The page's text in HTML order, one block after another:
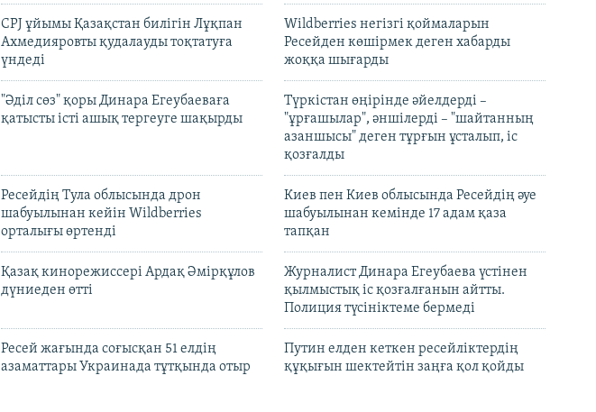
CPJ ұйымы Қазақстан билігін Лұқпан
Ахмедияровты қудалауды тоқтатуға
үндеді
Wildberries негізгі қоймаларын
Ресейден көшірмек деген хабарды
жоққа шығарды
"Әділ сөз" қоры Динара Егеубаеваға
қатысты істі ашық тергеуге шақырды
Түркістан өңірінде әйелдерді –
"ұрғашылар", әншілерді – "шайтанның
азаншысы" деген тұрғын ұсталып, іс
қозғалды
Ресейдің Тула облысында дрон
шабуылынан кейін Wildberries
орталығы өртенді
Киев пен Киев облысында Ресейдің әуе
шабуылынан кемінде 17 адам қаза
тапқан
Қазақ кинорежиссері Ардақ Әмірқұлов
дүниеден өтті
Журналист Динара Егеубаева үстінен
қылмыстық іс қозғалғанын айтты.
Полиция түсініктеме бермеді
Ресей жағында соғысқан 51 елдің
азаматтары Украинада тұтқында отыр
Путин елден кеткен ресейліктердің
құқығын шектейтін заңға қол қойды